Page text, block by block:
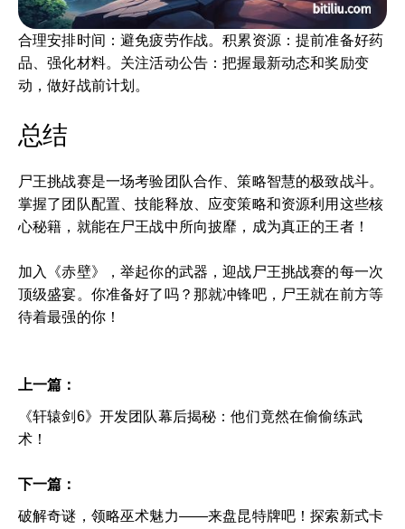
合理安排时间：避免疲劳作战。积累资源：提前准备好药
品、强化材料。关注活动公告：把握最新动态和奖励变
动，做好战前计划。
总结
尸王挑战赛是一场考验团队合作、策略智慧的极致战斗。
掌握了团队配置、技能释放、应变策略和资源利用这些核
心秘籍，就能在尸王战中所向披靡，成为真正的王者！
加入《赤壁》，举起你的武器，迎战尸王挑战赛的每一次
顶级盛宴。你准备好了吗？那就冲锋吧，尸王就在前方等
待着最强的你！
上一篇：
《轩辕剑6》开发团队幕后揭秘：他们竟然在偷偷练武
术！
下一篇：
破解奇谜，领略巫术魅力——来盘昆特牌吧！探索新式卡